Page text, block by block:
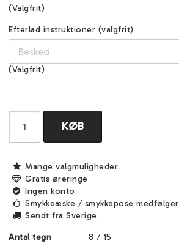
(Valgfrit)
Efterlad instruktioner (valgfrit)
(Valgfrit)
KØB
Mange valgmuligheder
Gratis øreringe
Ingen konto
Smykkeæske / smykkepose medfølger
Sendt fra Sverige
Antal tegn
8 / 15